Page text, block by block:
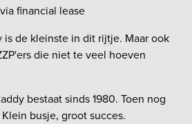
financial lease
is de kleinste in dit rijtje. Maar ook
die niet te veel hoeven
bestaat sinds 1980. Toen nog
busje, groot succes.